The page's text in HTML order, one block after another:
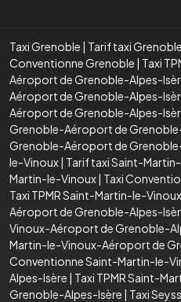
Taxi Grenoble | Tarif taxi Grenoble
Conventionne Grenoble | Taxi
Aéroport de Grenoble-Alpes-
Aéroport de Grenoble-Alpes-
Aéroport de Grenoble-Alpes-
Grenoble-Aéroport de
Grenoble-Aéroport de
le-Vinoux| Tarif taxi Saint-
Martin-le-Vinoux| Taxi
Taxi TPMR Saint-Martin-le-Vinoux
Aéroport de Grenoble-Alpes-
Vinoux-Aéroport de Grenoble-
Martin-le-Vinoux-Aéroport de
Conventionne Saint-Martin-le-
Alpes-Isère | Taxi TPMR Saint-
Grenoble-Alpes-Isère | Taxi